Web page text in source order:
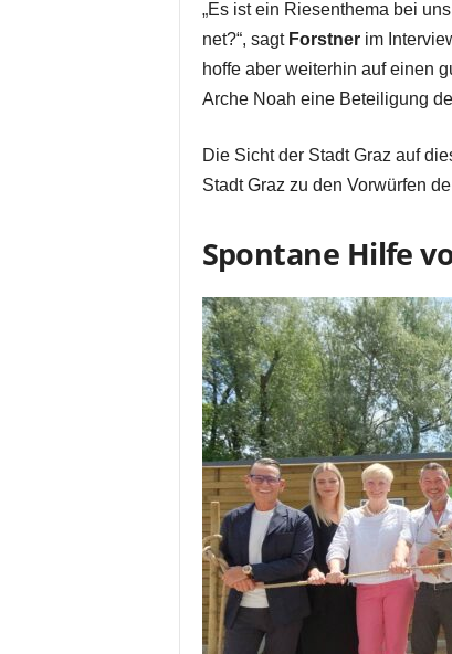
„Es ist ein Riesenthema bei
net?“, sagt Forstnerim
hoffe aber weiterhin auf einen
Arche Noah eine Beteiligung
Die Sicht der Stadt Graz auf
Stadt Graz zu den Vorwürfen
Spontane Hilfe